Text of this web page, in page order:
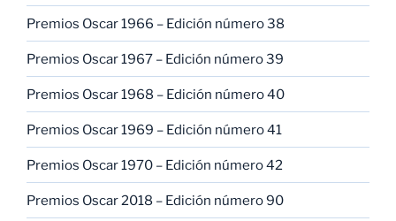
Premios Oscar 1966 – Edición número 38
Premios Oscar 1967 – Edición número 39
Premios Oscar 1968 – Edición número 40
Premios Oscar 1969 – Edición número 41
Premios Oscar 1970 – Edición número 42
Premios Oscar 2018 – Edición número 90